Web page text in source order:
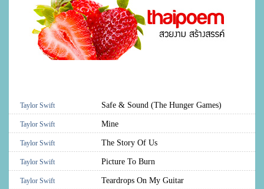
Taylor Swift Safe & Sound (The Hunger Games)
Taylor Swift Mine
Taylor Swift The Story Of Us
Taylor Swift Picture To Burn
Taylor Swift Teardrops On My Guitar